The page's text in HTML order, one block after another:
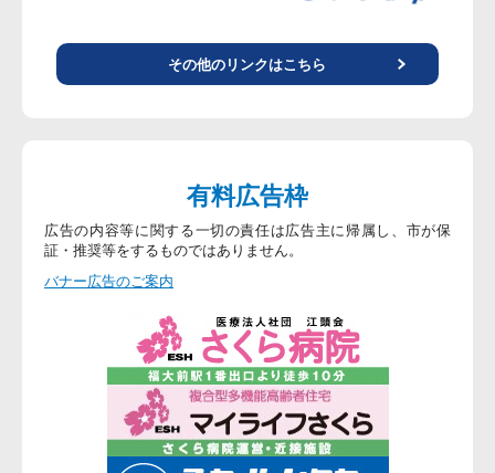
その他のリンクはこちら
有料広告枠
広告の内容等に関する一切の責任は広告主に帰属し、市が保
証・推奨等をするものではありません。
バナー広告のご案内